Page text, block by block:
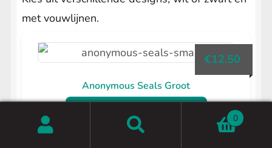
met vouwlijnen.
Anonymous Seals Groot
€12.50
Zoeken
Zoeken
0